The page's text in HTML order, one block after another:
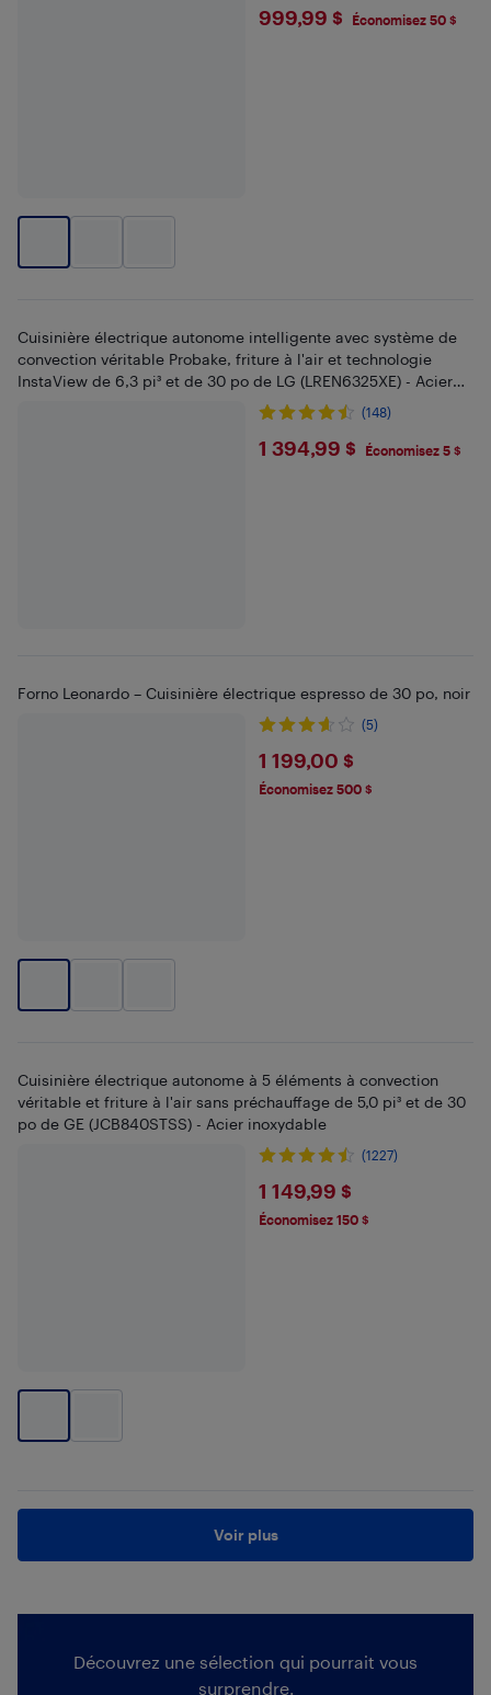
$999.99
999,99 $ Économisez 50 $
Cuisinière électrique autonome intelligente avec système de
convection véritable Probake, friture à l'air et technologie
InstaView de 6,3 pi³ et de 30 po de LG (LREN6325XE) - Acier
(148)
$1394.99
1 394,99 $ Économisez 5 $
Forno Leonardo – Cuisinière électrique espresso de 30 po, noir
(5)
$1199
1 199,00 $
Économisez 500 $
Cuisinière électrique autonome à 5 éléments à convection
véritable et friture à l'air sans préchauffage de 5,0 pi³ et de 30
po de GE (JCB840STSS) - Acier inoxydable
(1227)
$1149.99
1 149,99 $
Économisez 150 $
Voir plus
Découvrez une sélection qui pourrait vous
surprendre.